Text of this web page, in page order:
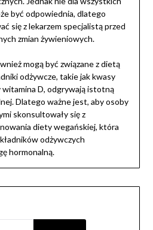
być odpowiednia, dlatego
się z lekarzem specjalistą przed
zmian żywieniowych.
mogą być związane z dietą
odżywcze, takie jak kwasy
witamina D, odgrywają istotną
Dlatego ważne jest, aby osoby
skonsultowały się z
diety wegańskiej, która
odżywczych
hormonalną.